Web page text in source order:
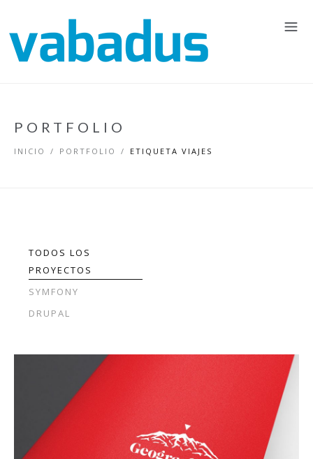
PORTFOLIO
INICIO / PORTFOLIO / ETIQUETA VIAJES
TODOS LOS
PROYECTOS
SYMFONY
DRUPAL